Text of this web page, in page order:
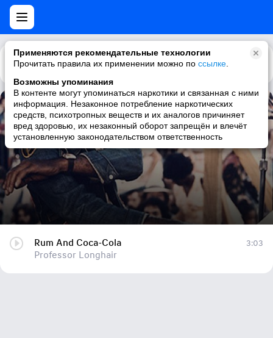
Применяются рекомендательные технологии
Прочитать правила их применении можно по ссылке
Возможны упоминания
В контенте могут упоминаться наркотики и связанная с ними
информация. Незаконное потребление наркотических
средств, психотропных веществ и их аналогов причиняет
вред здоровью, их незаконный оборот запрещён и влечёт
установленную законодательством ответственность
Каталог Рекомендации
Rum And Coca-Cola
Professor Longhair
Rum And Coca-Cola
Professor Longhair
3:03